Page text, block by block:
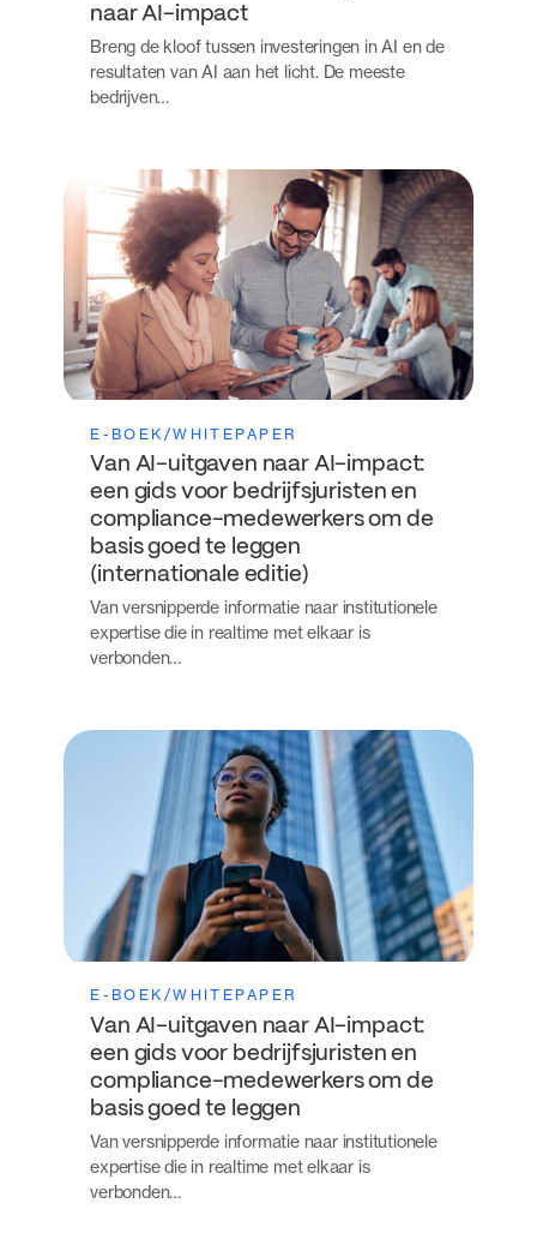
naar AI-impact
Breng de kloof tussen investeringen in AI en de
resultaten van AI aan het licht. De meeste
bedrijven…
E-BOEK/WHITEPAPER
Van AI-uitgaven naar AI-impact:
een gids voor bedrijfsjuristen en
compliance-medewerkers om de
basis goed te leggen
(internationale editie)
Van versnipperde informatie naar institutionele
expertise die in realtime met elkaar is
verbonden…
E-BOEK/WHITEPAPER
Van AI-uitgaven naar AI-impact:
een gids voor bedrijfsjuristen en
compliance-medewerkers om de
basis goed te leggen
Van versnipperde informatie naar institutionele
expertise die in realtime met elkaar is
verbonden…